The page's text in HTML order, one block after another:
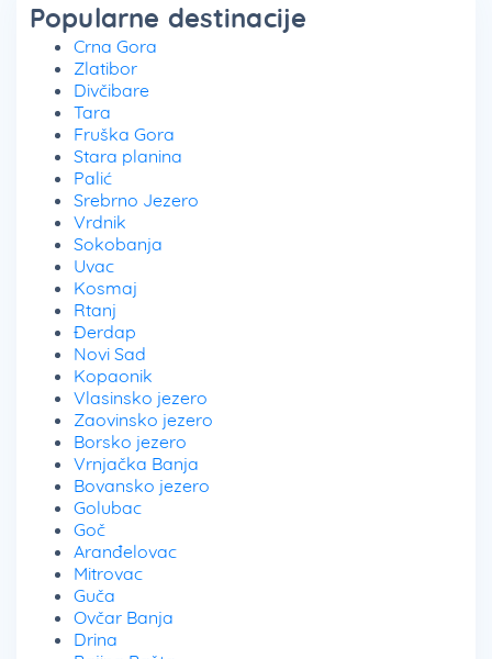
Popularne destinacije
Crna Gora
Zlatibor
Divčibare
Tara
Fruška Gora
Stara planina
Palić
Srebrno Jezero
Vrdnik
Sokobanja
Uvac
Kosmaj
Rtanj
Đerdap
Novi Sad
Kopaonik
Vlasinsko jezero
Zaovinsko jezero
Borsko jezero
Vrnjačka Banja
Bovansko jezero
Golubac
Goč
Aranđelovac
Mitrovac
Guča
Ovčar Banja
Drina